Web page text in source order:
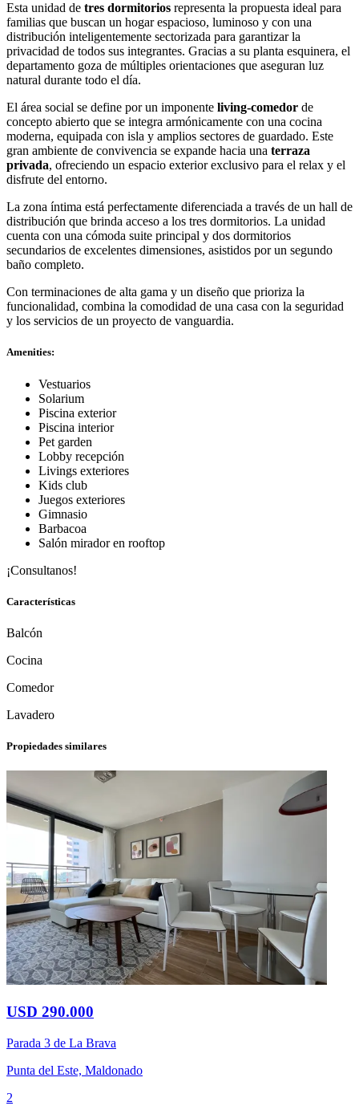
Esta unidad de tres dormitorios representa la propuesta ideal para
familias que buscan un hogar espacioso, luminoso y con una
distribución inteligentemente sectorizada para garantizar la
privacidad de todos sus integrantes. Gracias a su planta esquinera, el
departamento goza de múltiples orientaciones que aseguran luz
natural durante todo el día.
El área social se define por un imponente living-comedor de
concepto abierto que se integra armónicamente con una cocina
moderna, equipada con isla y amplios sectores de guardado. Este
gran ambiente de convivencia se expande hacia una terraza
privada, ofreciendo un espacio exterior exclusivo para el relax y el
disfrute del entorno.
La zona íntima está perfectamente diferenciada a través de un hall de
distribución que brinda acceso a los tres dormitorios. La unidad
cuenta con una cómoda suite principal y dos dormitorios
secundarios de excelentes dimensiones, asistidos por un segundo
baño completo.
Con terminaciones de alta gama y un diseño que prioriza la
funcionalidad, combina la comodidad de una casa con la seguridad
y los servicios de un proyecto de vanguardia.
Amenities:
Vestuarios
Solarium
Piscina exterior
Piscina interior
Pet garden
Lobby recepción
Livings exteriores
Kids club
Juegos exteriores
Gimnasio
Barbacoa
Salón mirador en rooftop
¡Consultanos!
Características
Balcón
Cocina
Comedor
Lavadero
Propiedades similares
USD 290.000
Parada 3 de La Brava
Punta del Este, Maldonado
2